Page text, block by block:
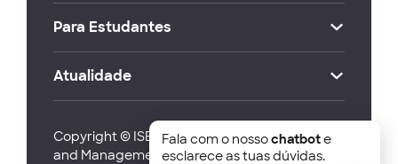
Para Estudantes
Atualidade
Copyright © ISEG Lisbon School of Economics
and Management 2026
Fala com o nossochatbote
esclarece as tuas dúvidas.